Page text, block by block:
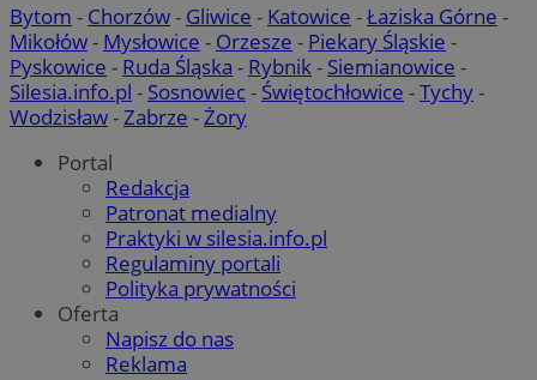
Bytom - Chorzów- Gliwice - Katowice -Łaziska Górne -
Mikołów- Mysłowice - Orzesze - Piekary Śląskie -
Pyskowice - Ruda Śląska - Rybnik- Siemianowice -
Silesia.info.pl - Sosnowiec- Świętochłowice -Tychy-
Wodzisław-Zabrze -Żory
Portal
Redakcja
Patronat medialny
Praktyki w silesia.info.pl
Regulaminy portali
Polityka prywatności
Oferta
Napisz do nas
Reklama